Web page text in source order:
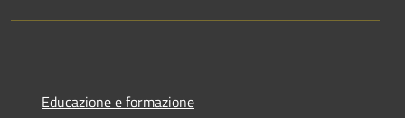
Educazione e formazione